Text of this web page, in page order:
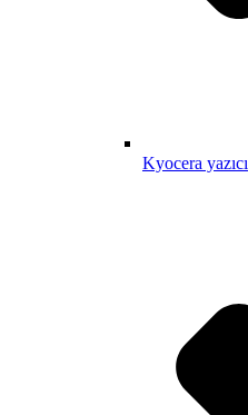
Kyocera yazıcı